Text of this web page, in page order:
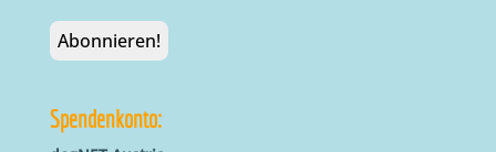
Spendenkonto: